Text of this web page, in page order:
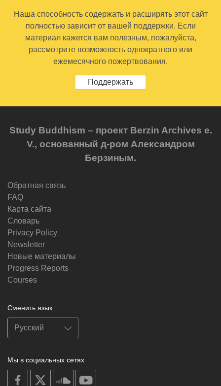
Наша способность содержать и расширять этот сайт
полностью зависит от вашей поддержки. Если
материал кажется вам полезным, пожалуйста,
рассмотрите возможность однократного или
ежемесячного пожертвования.
Поддержать
Study Buddhism – проект Berzin Archives e.
V., основанный д-ром Александром
Берзиным.
Обратная связь
FAQ
Карта сайта
Словарь
Privacy Policy
Newsletter
Новые материалы
Progress Reports
Courses
Сменить язык
Мы в социальных сетях
on
facebook
soundcloud